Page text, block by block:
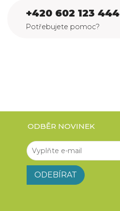
+420 602 123 444
Potřebujete pomoc?
ODBĚR NOVINEK